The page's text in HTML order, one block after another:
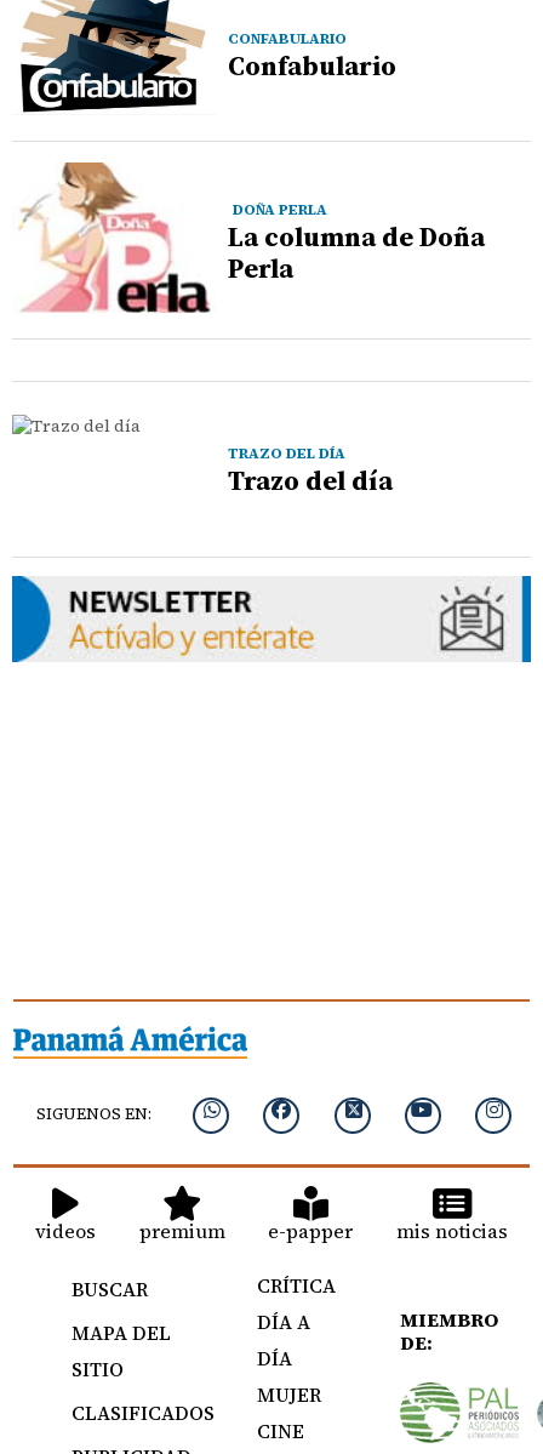
CONFABULARIO
Confabulario
DOÑA PERLA
La columna de Doña
Perla
TRAZO DEL DÍA
Trazo del día
SIGUENOS EN:
videos premium e-papper mis noticias
BUSCAR
MAPA DEL
SITIO
CLASIFICADOS
CRÍTICA
DÍA A
DÍA
MUJER
CINE
MIEMBRO
DE: